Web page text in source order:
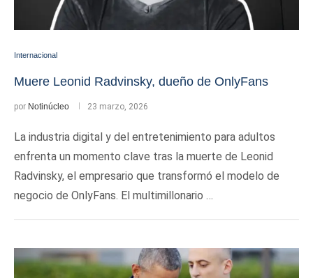
Internacional
Muere Leonid Radvinsky, dueño de OnlyFans
por Notinúcleo 23 marzo, 2026
La industria digital y del entretenimiento para adultos
enfrenta un momento clave tras la muerte de Leonid
Radvinsky, el empresario que transformó el modelo de
negocio de OnlyFans. El multimillonario …